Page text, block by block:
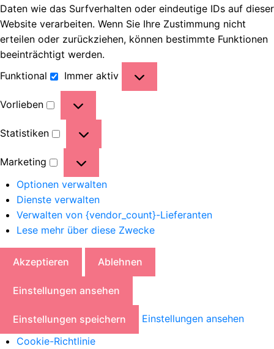
Daten wie das Surfverhalten oder eindeutige IDs auf dieser
Website verarbeiten. Wenn Sie Ihre Zustimmung nicht
erteilen oder zurückziehen, können bestimmte Funktionen
beeinträchtigt werden.
Funktional
Immer aktiv
Vorlieben
Statistiken
Marketing
Optionen verwalten
Dienste verwalten
Verwalten von {vendor_count}-Lieferanten
Lese mehr über diese Zwecke
Akzeptieren Ablehnen
Einstellungen ansehen
Einstellungen speichern
Einstellungen ansehen
Cookie-Richtlinie